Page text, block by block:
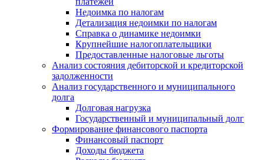
Недоимка по налогам
Детализация недоимки по налогам
Справка о динамике недоимки
Крупнейшие налогоплательщики
Предоставленные налоговые льготы
Анализ состояния дебиторской и кредиторской
задолженности
Анализ государственного и муниципального
долга
Долговая нагрузка
Государственный и муниципальный долг
Формирование финансового паспорта
Финансовый паспорт
Доходы бюджета